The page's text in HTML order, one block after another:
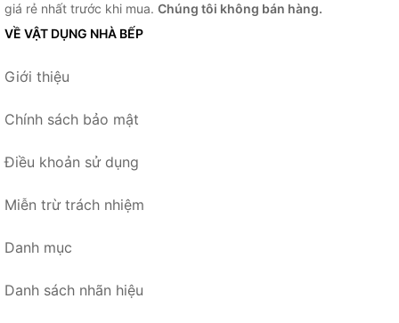
giá rẻ nhất trước khi mua. Chúng tôi không bán hàng.
VỀ VẬT DỤNG NHÀ BẾP
Giới thiệu
Chính sách bảo mật
Điều khoản sử dụng
Miễn trừ trách nhiệm
Danh mục
Danh sách nhãn hiệu